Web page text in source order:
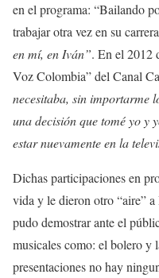
en el programa: “Bailando
trabajar otra vez en su
en mí, en Iván”. En el 2012
Voz Colombia” del Canal
necesitaba, sin importarme
una decisión que tomé yo y
estar nuevamente en la
Dichas participaciones en
vida y le dieron otro “aire” a
pudo demostrar ante el
musicales como: el bolero y
presentaciones no hay